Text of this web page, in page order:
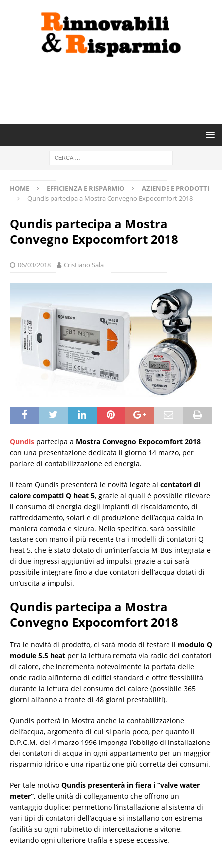
HOME EFFICIENZA E RISPARMIO
AZIENDE E PRODOTTI
Qundis partecipa a Mostra Convegno Expocomfort 2018
Qundis partecipa a Mostra
Convegno Expocomfort 2018
06/03/2018 Cristiano Sala
Qundis partecipa a Mostra Convegno Expocomfort 2018
con una presentazione dedicata il giorno 14 marzo, per
parlare di contabilizzazione ed energia.
Il team Qundis presenterà le novità legate ai contatori di
calore compatti Q heat 5, grazie ai quali è possibile rilevare
il consumo di energia degli impianti di riscaldamento, di
raffreddamento, solari e di produzione dell’acqua calda in
maniera comoda e sicura. Nello specifico, sarà possibile
tastare con mano il più recente tra i modelli di contatori Q
heat 5, che è stato dotato di un’interfaccia M-Bus integrata e
di due ingressi aggiuntivi ad impulsi, grazie a cui sarà
possibile integrare fino a due contatori dell’acqua dotati di
un’uscita a impulsi.
Qundis partecipa a Mostra
Convegno Expocomfort 2018
Tra le novità di prodotto, ci sarà modo di testare il modulo Q
module 5.5 heat per la lettura remota via radio dei contatori
di calore, che incrementa notevolmente la portata delle
onde radio all’interno di edifici standard e offre flessibilità
durante la lettura del consumo del calore (possibile 365
giorni all’anno a fronte di 48 giorni prestabiliti).
Qundis porterà in Mostra anche la contabilizzazione
dell’acqua, argomento di cui si parla poco, per quanto il
D.P.C.M. del 4 marzo 1996 imponga l’obbligo di installazione
dei contatori di acqua in ogni appartamento per un maggior
risparmio idrico e una ripartizione più corretta dei consumi.
Per tale motivo Qundis presenterà in fiera i “valve water
meter”, delle unità di collegamento che offrono un
vantaggio duplice: permettono l’installazione al sistema di
vari tipi di contatori dell’acqua e si installano con estrema
facilità su ogni rubinetto di intercettazione a vitone,
evitando ogni ulteriore trafila e spese eccessive.